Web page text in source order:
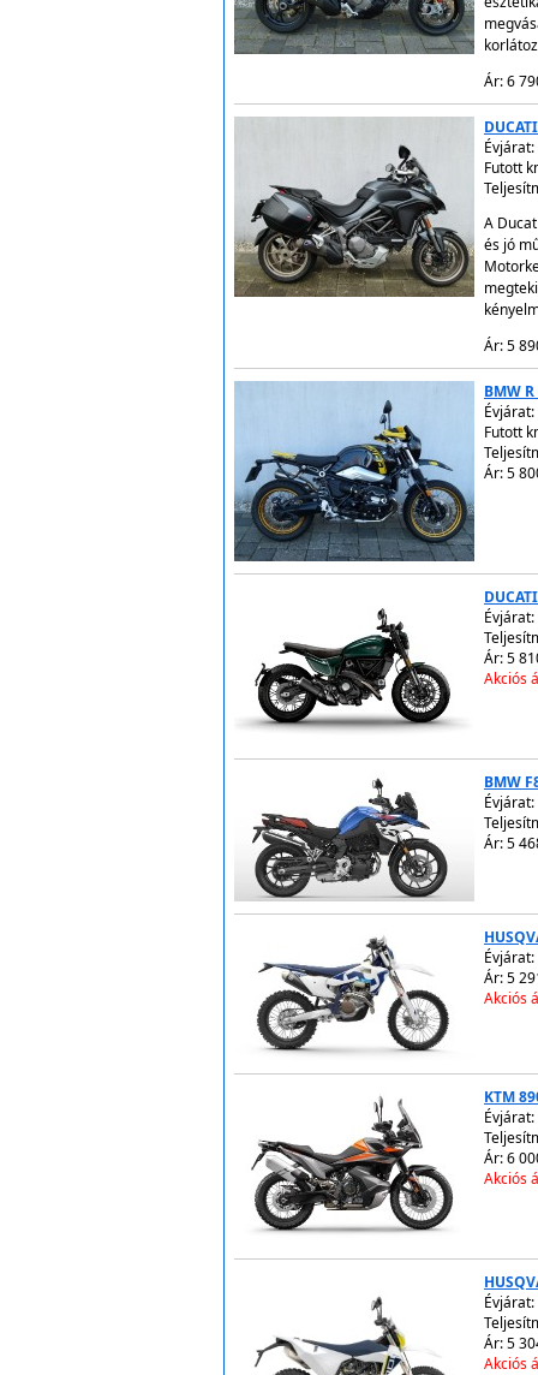
Ár: 6
Évjárat:
Futott
A
és jó
Ár: 5
BMW
Évjárat:
Futott
Ár: 5
Évjárat:
Ár: 5
Akciós
BMW
Évjárat:
Ár: 5
Évjárat:
Ár: 5
Akciós
KTM
Évjárat:
Ár: 6
Akciós
Évjárat:
Ár: 5
Akciós